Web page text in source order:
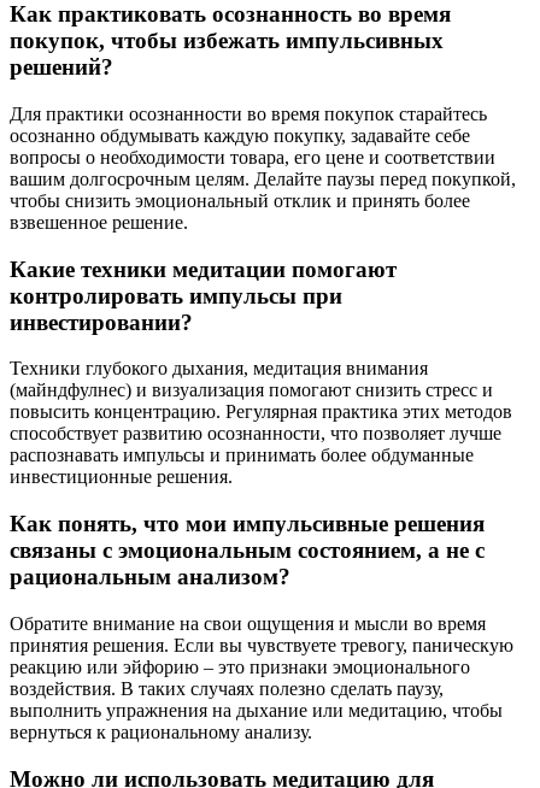
Как практиковать осознанность во время
покупок, чтобы избежать импульсивных
решений?
Для практики осознанности во время покупок старайтесь
осознанно обдумывать каждую покупку, задавайте себе
вопросы о необходимости товара, его цене и соответствии
вашим долгосрочным целям. Делайте паузы перед покупкой,
чтобы снизить эмоциональный отклик и принять более
взвешенное решение.
Какие техники медитации помогают
контролировать импульсы при
инвестировании?
Техники глубокого дыхания, медитация внимания
(майндфулнес) и визуализация помогают снизить стресс и
повысить концентрацию. Регулярная практика этих методов
способствует развитию осознанности, что позволяет лучше
распознавать импульсы и принимать более обдуманные
инвестиционные решения.
Как понять, что мои импульсивные решения
связаны с эмоциональным состоянием, а не с
рациональным анализом?
Обратите внимание на свои ощущения и мысли во время
принятия решения. Если вы чувствуете тревогу, паническую
реакцию или эйфорию – это признаки эмоционального
воздействия. В таких случаях полезно сделать паузу,
выполнить упражнения на дыхание или медитацию, чтобы
вернуться к рациональному анализу.
Можно ли использовать медитацию для